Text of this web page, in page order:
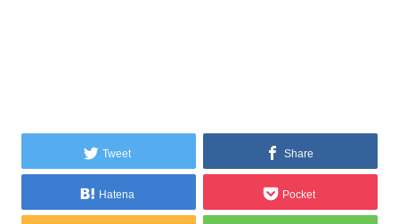
Tweet Share
Hatena Pocket